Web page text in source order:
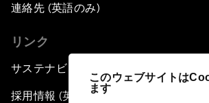
このウェブサイトは
ます
連絡先 (英語のみ)
リンク
サステナビリティへの取り組み
採用情報 (英語のみ)